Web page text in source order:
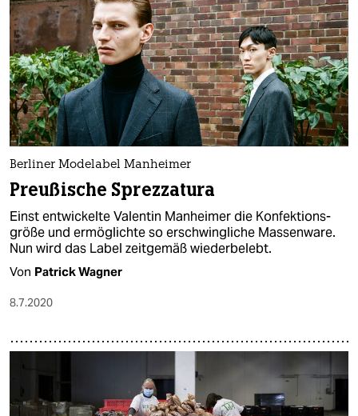
fragen & hilfe
unterstützen
abo
genossenschaft
epaper login
Berliner Modelabel Manheimer
Preußische Sprezzatura
Einst entwickelte Valentin Manheimer die Konfektions­
größe und ermöglichte so erschwingliche Massenware.
Nun wird das Label zeitgemäß wiederbelebt.
Von Patrick Wagner
8.7.2020